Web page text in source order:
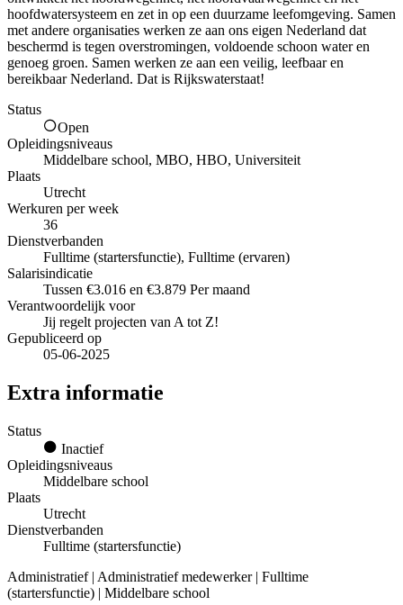
hoofdwatersysteem en zet in op een duurzame leefomgeving. Samen
met andere organisaties werken ze aan ons eigen Nederland dat
beschermd is tegen overstromingen, voldoende schoon water en
genoeg groen. Samen werken ze aan een veilig, leefbaar en
bereikbaar Nederland. Dat is Rijkswaterstaat!
Status
Open
Opleidingsniveaus
Middelbare school, MBO, HBO, Universiteit
Plaats
Utrecht
Werkuren per week
36
Dienstverbanden
Fulltime (startersfunctie), Fulltime (ervaren)
Salarisindicatie
Tussen €3.016 en €3.879 Per maand
Verantwoordelijk voor
Jij regelt projecten van A tot Z!
Gepubliceerd op
05-06-2025
Extra informatie
Status
Inactief
Opleidingsniveaus
Middelbare school
Plaats
Utrecht
Dienstverbanden
Fulltime (startersfunctie)
Administratief | Administratief medewerker | Fulltime
(startersfunctie) | Middelbare school